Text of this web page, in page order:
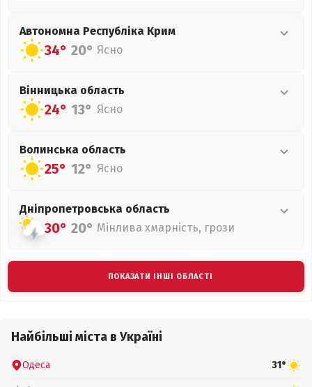
Автономна Республіка Крим
34° 20° Ясно
Вінницька область
24° 13° Ясно
Волинська область
25° 12° Ясно
Дніпропетровська область
30° 20° Мінлива хмарність, грози
ПОКАЗАТИ ІНШІ ОБЛАСТІ
Найбільші міста в Україні
Одеса 31°